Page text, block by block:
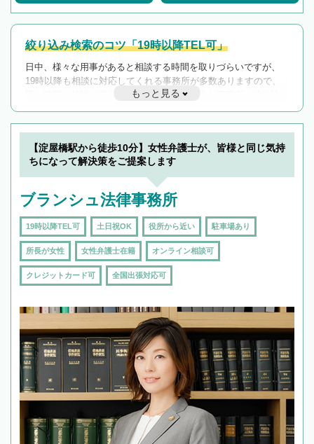
絞り込み検索のコツ「19時以降TEL可」
日中、様々な用事があると相談する時間を取りづらいですが、
19時以降も相談に対応してくれる事務所が多数ありますので、
遅い時間の相談が増えそうな場合はそのような事務所に絞り込
んで検索してみましょう。
19時以降TEL可の条件
を加えて再検索
もっと見る
【淀屋橋駅から徒歩10分】女性弁護士が、皆様と同じ気持
ちになって解決策をご提案します
ブランシュ法律事務所
19時以降TEL可 土日祝OK 役所から近い 駐車場あり
所長が女性 女性弁護士在籍 オンライン相談可
クレジットカード可 全国出張対応可